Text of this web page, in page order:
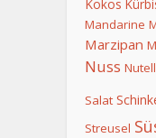
Kokos
Mandarine
Marzipan
Nuss
Salat
Streusel